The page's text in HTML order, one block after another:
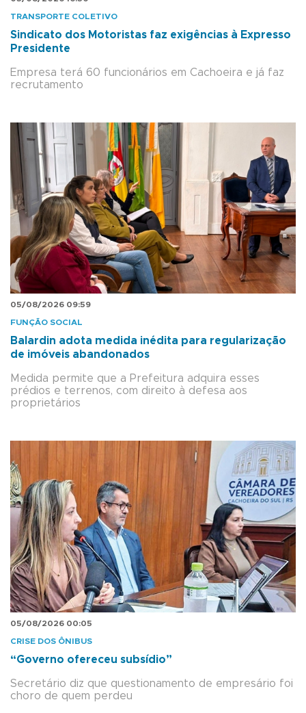
TRANSPORTE COLETIVO
Sindicato dos Motoristas faz exigências à Expresso
Presidente
Empresa terá 60 funcionários em Cachoeira e já faz
recrutamento
05/08/2026 09:59
FUNÇÃO SOCIAL
Balardin adota medida inédita para regularização
de imóveis abandonados
Medida permite que a Prefeitura adquira esses
prédios e terrenos, com direito à defesa aos
proprietários
05/08/2026 00:05
CRISE DOS ÔNIBUS
“Governo ofereceu subsídio”
Secretário diz que questionamento de empresário foi
choro de quem perdeu